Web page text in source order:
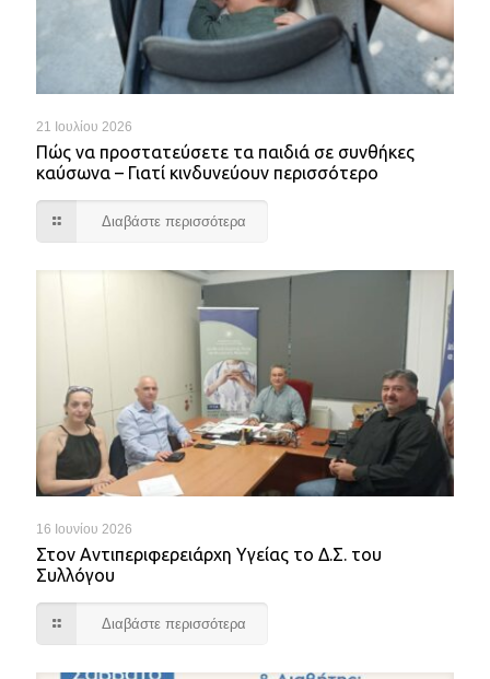
21 Ιουλίου 2026
Πώς να προστατεύσετε τα παιδιά σε συνθήκες
καύσωνα – Γιατί κινδυνεύουν περισσότερο
Διαβάστε περισσότερα
16 Ιουνίου 2026
Στον Αντιπεριφερειάρχη Υγείας το Δ.Σ. του
Συλλόγου
Διαβάστε περισσότερα